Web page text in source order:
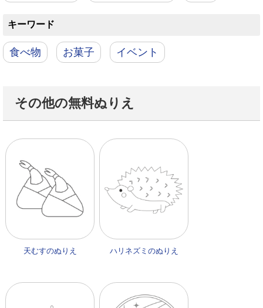
キーワード
食べ物 お菓子 イベント
その他の無料ぬりえ
天むすのぬりえ ハリネズミのぬりえ